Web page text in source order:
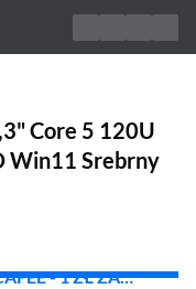
Core 5 120U
Win11 Srebrny
- 1 ZŁ ZA